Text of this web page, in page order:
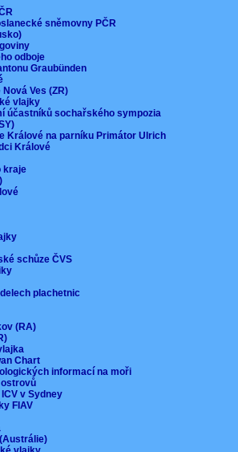
sněmovny PČR
odboje
Graubünden
Ves (ZR)
vlajky
účastníků sochařského sympozia
Králové na parníku Primátor Ulrich
Králové
kraje
schůze ČVS
plachetnic
(RA)
Chart
informací na moři
v Sydney
FIAV